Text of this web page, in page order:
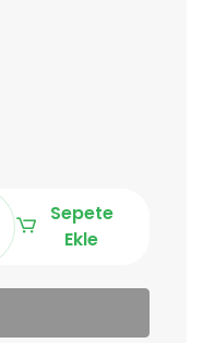
Sepete
Ekle